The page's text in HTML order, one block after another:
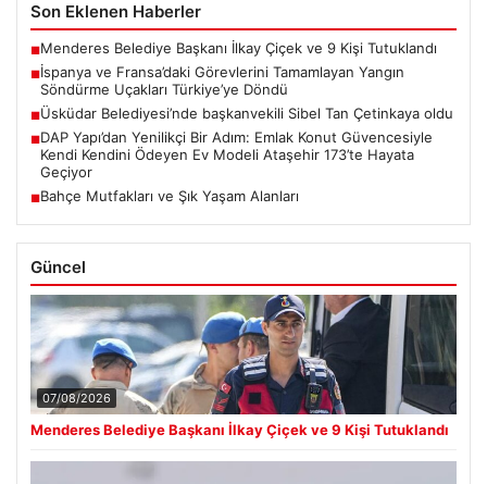
Son Eklenen Haberler
■Menderes Belediye Başkanı İlkay Çiçek ve 9 Kişi Tutuklandı
■İspanya ve Fransa’daki Görevlerini Tamamlayan Yangın
Söndürme Uçakları Türkiye’ye Döndü
■Üsküdar Belediyesi’nde başkanvekili Sibel Tan Çetinkaya oldu
■DAP Yapı’dan Yenilikçi Bir Adım: Emlak Konut Güvencesiyle
Kendi Kendini Ödeyen Ev Modeli Ataşehir 173’te Hayata
Geçiyor
■Bahçe Mutfakları ve Şık Yaşam Alanları
Güncel
07/08/2026
Menderes Belediye Başkanı İlkay Çiçek ve 9 Kişi Tutuklandı